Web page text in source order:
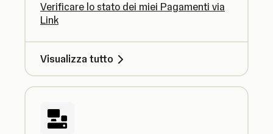
Verificare lo stato dei miei Pagamenti via
Link
Visualizza tutto